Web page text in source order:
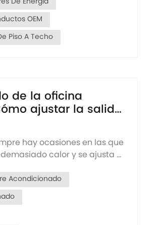
OEM
Piso A Techo
de la oficina
ajustar la salida
hay ocasiones en las que
calor y se ajusta el
que hace demasiado
s...
Acondicionado